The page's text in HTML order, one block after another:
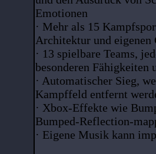
Emotionen
· Mehr als 15
Architektur und eigenen
· 13 spielbare Teams,
besonderen Fähigkeiten
· Automatischer Sieg,
Kampffeld entfernt
· Xbox-Effekte wie
Bumped-Reflection-
· Eigene Musik kann